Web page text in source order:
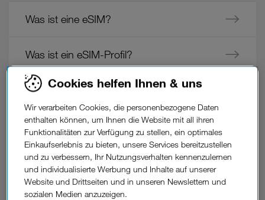
Was ist eine eSIM?
Was ist ein eSIM-Profil?
Welche Smartphones und Tablets sind
eSIM-fähig und können mit up verwendet
werden?
Ich kann mein eSIM-Profil nicht installieren,
was soll ich tun?
Cookies helfen Ihnen & uns
Wir verarbeiten Cookies, die personenbezogene Daten
enthalten können, um Ihnen die Website mit all ihren
Funktionalitäten zur Verfügung zu stellen, ein optimales
Einkaufserlebnis zu bieten, unsere Services bereitzustellen
und zu verbessern, Ihr Nutzungsverhalten kennenzulernen
und individualisierte Werbung und Inhalte auf unserer
Website und Drittseiten und in unseren Newslettern und
sozialen Medien anzuzeigen.